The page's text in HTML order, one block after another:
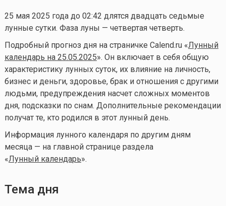
25 мая 2025 года до 02:42 длятся двадцать седьмые
лунные сутки. Фаза луны — четвертая четверть.
Подробный прогноз дня на страничке Calend.ru «Лунный
календарь на 25.05.2025». Он включает в себя общую
характеристику лунных суток, их влияние на личность,
бизнес и деньги, здоровье, брак и отношения с другими
людьми, предупреждения насчет сложных моментов
дня, подсказки по снам. Дополнительные рекомендации
получат те, кто родился в этот лунный день.
Информация лунного календаря по другим дням
месяца — на главной странице раздела
«Лунный календарь».
Тема дня